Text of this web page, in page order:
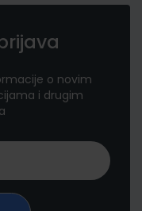
o novim
i drugim